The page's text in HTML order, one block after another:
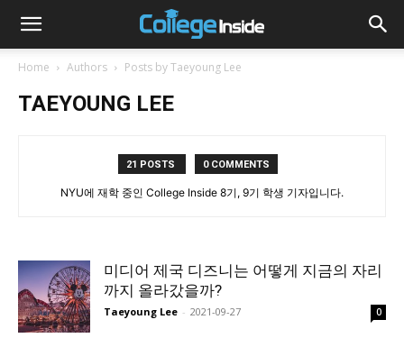
Home Authors Posts by Taeyoung Lee
TAEYOUNG LEE
21 POSTS 0 COMMENTS
NYU에 재학 중인 College Inside 8기, 9기 학생 기자입니다.
미디어 제국 디즈니는 어떻게 지금의 자리
까지 올라갔을까?
Taeyoung Lee - 2021-09-27 0